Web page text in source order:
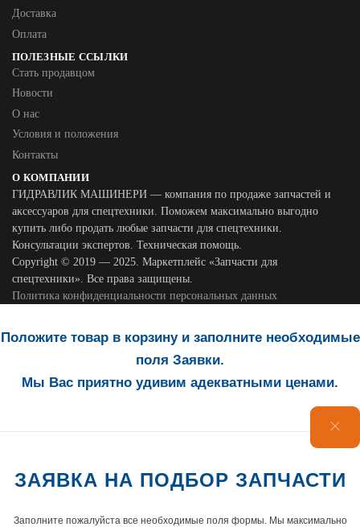
Доставка
Оплата
ПОЛЕЗНЫЕ ССЫЛКИ
Стать продавцом
Новости
О нас
Условия и положения
Контакты
О КОМПАНИИ
ГИДРАВЛИК МАШИНЕРИ — компания по продаже запчастей и
аксессуаров для спецтехники. Поможем максимально выгодно
купить либо продать любые запчасти для спецтехники.
Консультации экспертов. Техническая помощь.
Copyright © 2019 — 2025. Маркетплейс «Запчасти для
спецтехники». Все права защищены.
Политика конфиденциальности персональных данных
Положите товар в корзину и заполните необходимые
поля Заявки.
Мы Вас приятно удивим адекватными ценами.
ЗАЯВКА НА ПОДБОР ЗАПЧАСТИ
Заполните пожалуйста все необходимые поля формы. Мы максимально